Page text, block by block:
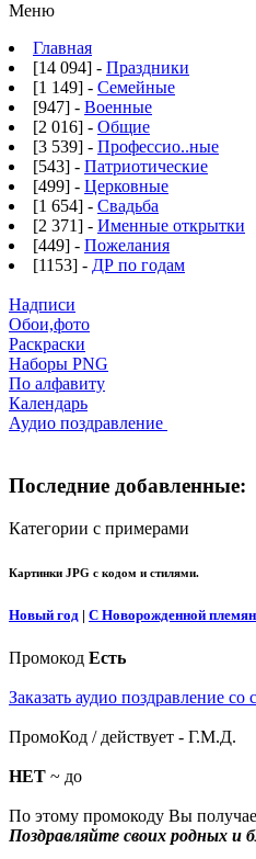
Меню
Главная
[14 094] - Праздники
[1 149] - Семейные
[947] - Военные
[2 016] - Общие
[3 539] - Профессио..ные
[543] - Патриотические
[499] - Церковные
[1 654] - Свадьба
[2 371] - Именные открытки
[449] - Пожелания
[1153] - ДР по годам
Надписи
Обои,фото
Раскраски
Наборы PNG
По алфавиту
Календарь
Аудио поздравление
Последние добавленные:
Категории с примерами
Картинки JPG с кодом и стилями.
Новый год | С Новорожденной
Промокод Есть
Заказать аудио поздравление со
ПромоКод / действует - Г.М.Д.
НЕТ ~ до
По этому промокоду Вы
Поздравляйте своих родных и